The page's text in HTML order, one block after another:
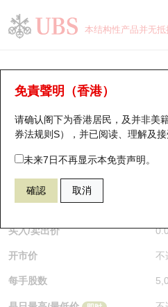
本结构性产品并无抵
免責聲明（香港）
请确认阁下为香港居民，及并非美
券法规则S），并已阅读、理解及
未来7日不再显示本免责声明。
確認 取消
牛熊证分析仪
表现 街货统计 比较
59381 瑞银熊证
$0.037 0.001
买入/卖出价
开市价 不
每手股数
瑞银认股证一览
新发行瑞银认股证
即将到期认股证
认股证到期结算价查找
认股证分析仪
认股证速算机
街货统计
比较
牛熊全景快搜
牛熊证搜寻
牛熊证街货分布图
正股牛熊证列表
新发行瑞银牛熊证
已收回牛熊证剩余价值
街货统计
比较
十大升幅/跌幅
十大认股证成交分布
十天股证占大市成交
资金流
街货统计
三十大平均引伸波幅
正股分析仪
二十大活跃股份
恒指成份股
国指成份股
科指成份股
相关资产沽空
持股比重
显示所有持股比重
每月轮证大市专题
轮证专栏
讲座及教育短片
认股证投资者教育
牛熊证投资者教育
认股证牛熊证常问问题